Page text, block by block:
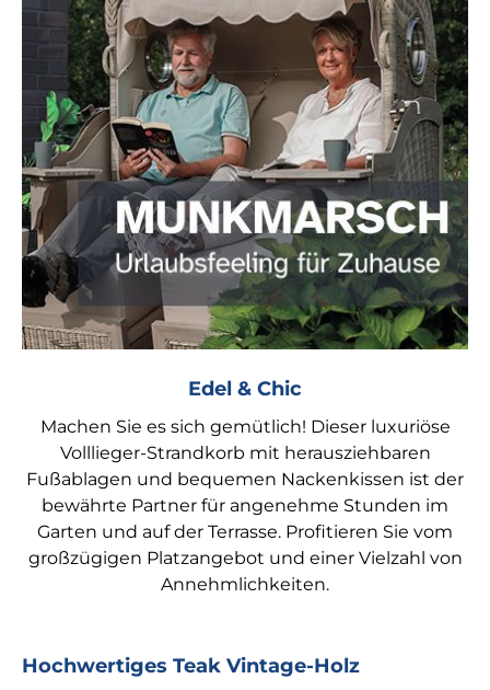
Edel & Chic
Machen Sie es sich gemütlich! Dieser luxuriöse
Volllieger-Strandkorb mit herausziehbaren
Fußablagen und bequemen Nackenkissen ist der
bewährte Partner für angenehme Stunden im
Garten und auf der Terrasse. Profitieren Sie vom
großzügigen Platzangebot und einer Vielzahl von
Annehmlichkeiten.
Hochwertiges Teak Vintage-Holz